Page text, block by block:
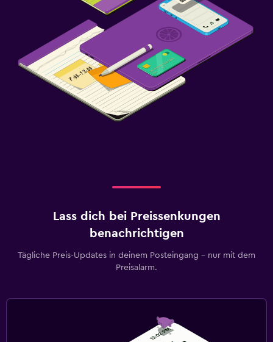
Lass dich bei Preissenkungen
benachrichtigen
Tägliche Preis-Updates in deinem Posteingang – nur mit dem
Preisalarm.